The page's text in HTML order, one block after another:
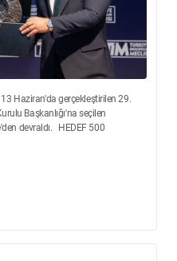
Haziran'da gerçekleştirilen 29.
Başkanlığı'na seçilen
devraldı. HEDEF 500